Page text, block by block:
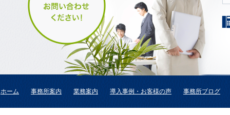
ホーム 事務所案内 業務案内 導入事例・お客様の声 事務所ブログ